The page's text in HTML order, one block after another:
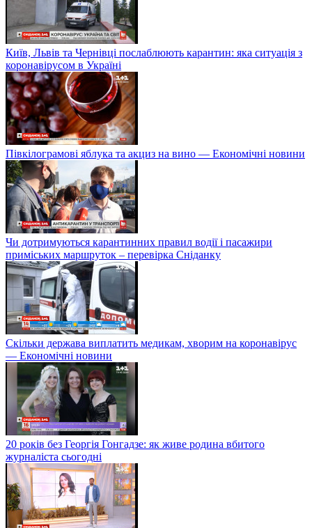
Київ, Львів та Чернівці послаблюють карантин: яка ситуація з
коронавірусом в Україні
Півкілограмові яблука та акциз на вино — Економічні новини
Чи дотримуються карантинних правил водії і пасажири
приміських маршруток – перевірка Сніданку
Скільки держава виплатить медикам, хворим на коронавірус
— Економічні новини
20 років без Георгія Гонгадзе: як живе родина вбитого
журналіста сьогодні